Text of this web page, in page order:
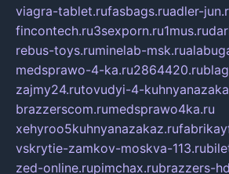
viagra-tablet.rufasbags.ruadler-
fincontech.ru3sexporn.ru1mus.ru
rebus-toys.ruminelab-msk.ru
medsprawo-4-ka.ru2864420.ru
zajmy24.rutovudyi-4-
brazzerscom.rumedsprawo4ka.ru
xehyroo5kuhnyanazakaz.ru
vskrytie-zamkov-moskva-113.ru
zed-online.rupimchax.rubrazzers-